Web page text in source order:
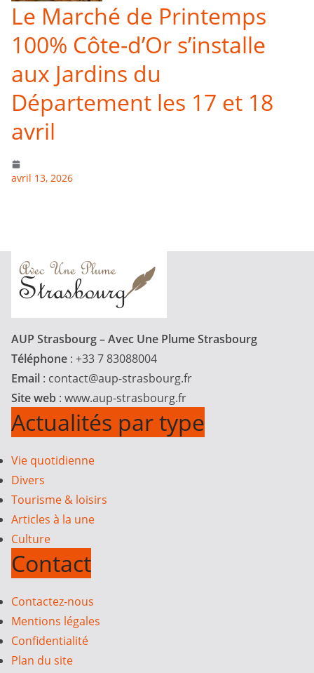
Le Marché de Printemps
100% Côte-d’Or s’installe
aux Jardins du
Département les 17 et 18
avril
avril 13, 2026
AUP Strasbourg – Avec Une Plume Strasbourg
Téléphone : +33 7 83088004
Email : contact@aup-strasbourg.fr
Site web : www.aup-strasbourg.fr
Actualités par type
Vie quotidienne
Divers
Tourisme & loisirs
Articles à la une
Culture
Contact
Contactez-nous
Mentions légales
Confidentialité
Plan du site